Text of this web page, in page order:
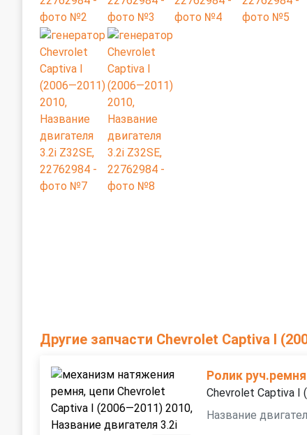
Другие запчасти Chevrolet Captiva I
Ролик
Chevrolet Captiva I
Название